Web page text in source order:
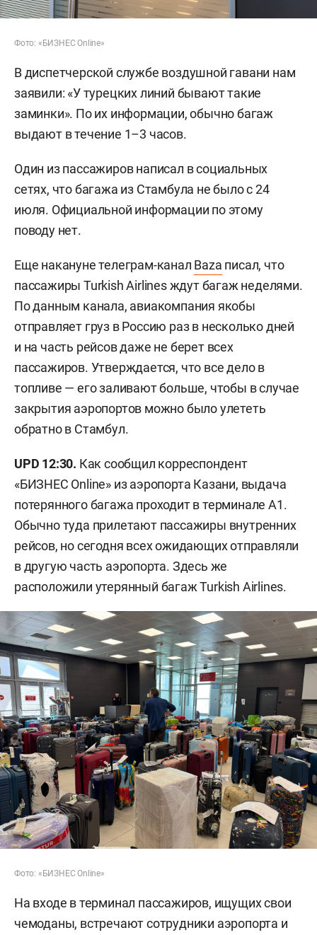
Фото: «БИЗНЕС Online»
В диспетчерской службе воздушной гавани нам
заявили: «У турецких линий бывают такие
заминки». По их информации, обычно багаж
выдают в течение 1–3 часов.
Один из пассажиров написал в социальных
сетях, что багажа из Стамбула не было с 24
июля. Официальной информации по этому
поводу нет.
Еще накануне телеграм-канал Baza писал, что
пассажиры Turkish Airlines ждут багаж неделями.
По данным канала, авиакомпания якобы
отправляет груз в Россию раз в несколько дней
и на часть рейсов даже не берет всех
пассажиров. Утверждается, что все дело в
топливе — его заливают больше, чтобы в случае
закрытия аэропортов можно было улететь
обратно в Стамбул.
UPD 12:30. Как сообщил корреспондент
«БИЗНЕС Online» из аэропорта Казани, выдача
потерянного багажа проходит в терминале А1.
Обычно туда прилетают пассажиры внутренних
рейсов, но сегодня всех ожидающих отправляли
в другую часть аэропорта. Здесь же
расположили утерянный багаж Turkish Airlines.
Фото: «БИЗНЕС Online»
На входе в терминал пассажиров, ищущих свои
чемоданы, встречают сотрудники аэропорта и